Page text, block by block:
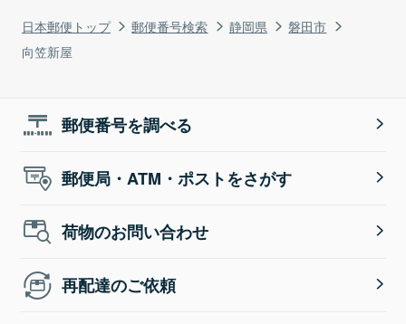
日本郵便トップ 郵便番号検索 静岡県
磐田市
向笠新屋
郵便番号を調べる
郵便局・ATM・ポストをさがす
荷物のお問い合わせ
再配達のご依頼